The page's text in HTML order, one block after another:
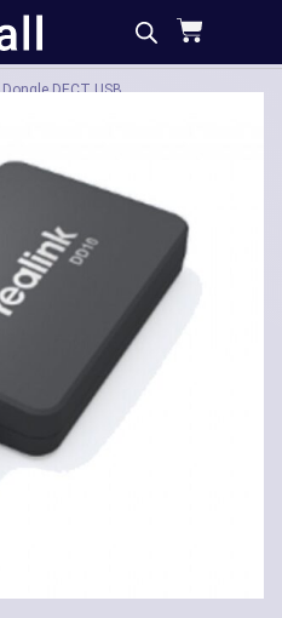
Caractéristiques
DECT USB